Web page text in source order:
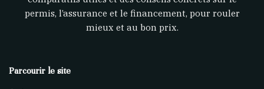
permis, l’assurance et le financement, pour rouler
mieux et au bon prix.
Parcourir le site